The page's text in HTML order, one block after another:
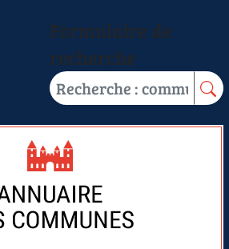
Formulaire de
recherche